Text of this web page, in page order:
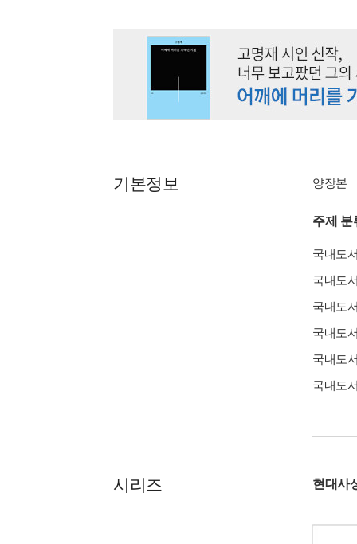
기본정보 양장본
주제 분
국내도
국내도
국내도
국내도
국내도
국내도
시리즈 현대사